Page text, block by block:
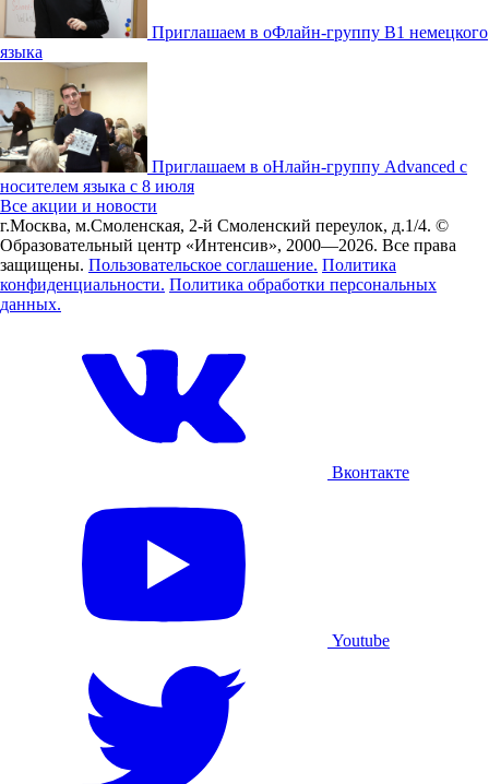
Приглашаем в оФлайн-группу В1 немецкого
языка
Приглашаем в оНлайн-группу Advanced с
носителем языка с 8 июля
Все акции и новости
г.Москва, м.Смоленская, 2-й Смоленский переулок, д.1/4. ©
Образовательный центр «Интенсив», 2000—2026. Все права
защищены. Пользовательское соглашение. Политика
конфиденциальности. Политика обработки персональных
данных.
Вконтакте
Youtube